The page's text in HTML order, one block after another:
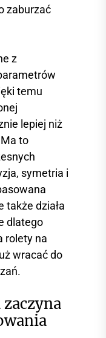
zaburzać
z
temu
lepiej niż
to
symetria i
także działa
dlatego
rolety na
wracać do